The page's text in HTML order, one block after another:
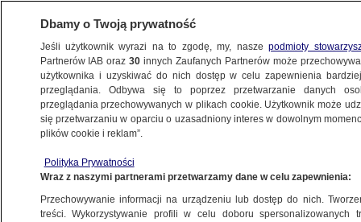
Dbamy o Twoją prywatność
Jeśli użytkownik wyrazi na to zgodę, my, naszepodmioty
Partnerów IAB oraz30 innych Zaufanych Partnerów może
użytkownika i uzyskiwać do nich dostęp w celu zapewnienia
przeglądania. Odbywa się to poprzez przetwarzanie danych
przeglądania przechowywanych w plikach cookie. Użytkownik może
się przetwarzaniu w oparciu o uzasadniony interes w dowolnym
plików cookie i reklam”.
Polityka Prywatności
Wraz z naszymi partnerami przetwarzamy dane w celu zapewnienia:
Przechowywanie informacji na urządzeniu lub dostęp do nich.
treści. Wykorzystywanie profili w celu doboru spersonalizowanych